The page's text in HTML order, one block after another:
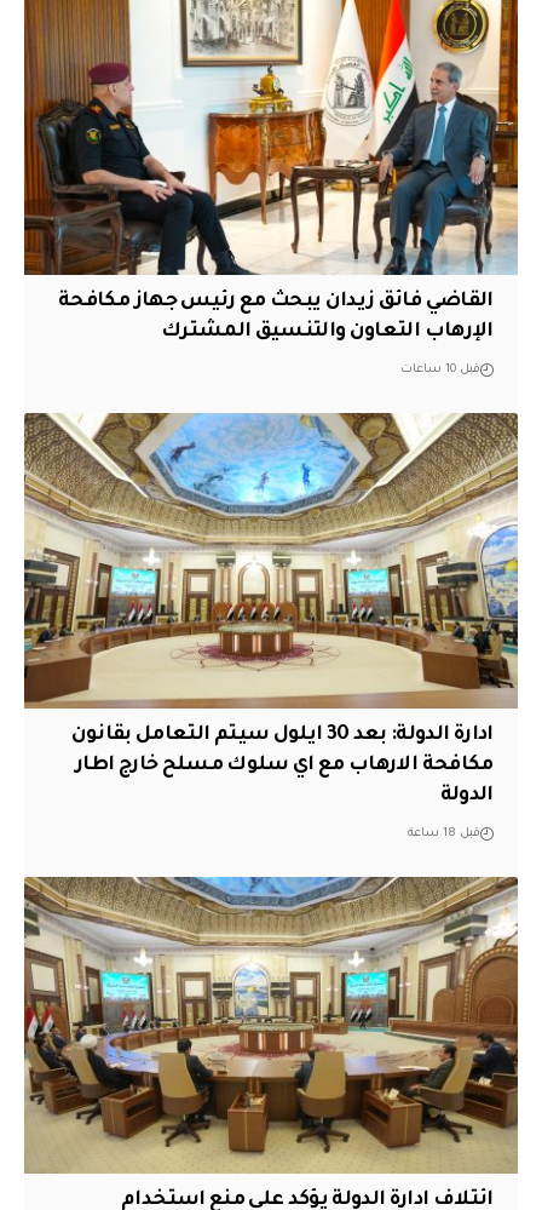
القاضي فائق زيدان يبحث مع رئيس جهاز مكافحة
الإرهاب التعاون والتنسيق المشترك
قبل 10 ساعات
ادارة الدولة: بعد 30 ايلول سيتم التعامل بقانون
مكافحة الارهاب مع اي سلوك مسلح خارج اطار
الدولة
قبل 18 ساعة
ائتلاف ادارة الدولة يؤكد على منع استخدام